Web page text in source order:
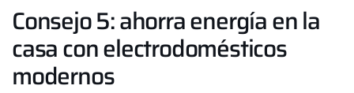
Consejo 5: ahorra energía en la
casa con electrodomésticos
modernos